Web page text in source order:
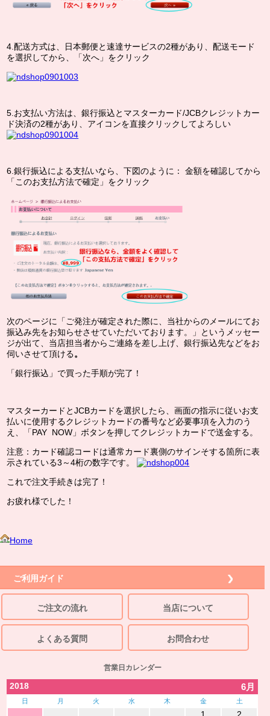
4.配送方式は、日本郵便と速達サービスの2種があり、配送モード
を選択してから、「次へ」をクリック
5.お支払い方法は、銀行振込とマスターカード/JCBクレジットカー
ド決済の2種があり、アイコンを直接クリックしてよろしい
6.銀行振込による支払いなら、下図のように： 金額を確認してから
「このお支払方法で確定」をクリック
次のページに「ご発注が確定された際に、当社からのメールにてお
振込み先をお知らせさせていただいております。」というメッセー
ジが出て、 当店担当者からご連絡を差し上げ、銀行振込先などをお
伺いさせて頂ける。
「銀行振込」で買った手順が完了！
マスターカードとJCBカードを選択したら、画面の指示に従いお支
払いに使用するクレジットカードの番号など必要事項を入力のう
え、「PAY NOW」ボタンを押してクレジットカードで送金する。
注意：カード確認コードは通常カード裏側のサインそする箇所に表
示されている3～4桁の数字です。
これで注文手続きは完了！
お疲れ様でした！
Home
ご利用ガイド
ご注文の流れ 当店について
よくある質問 お問合わせ
営業日カレンダー
2018 6月
日 月 火 水 木 金 土